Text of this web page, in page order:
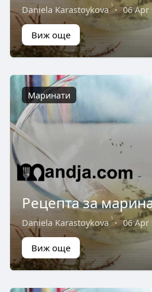
Daniela Karastoykova · 06 Apr
Виж още
Маринати
Рецепта за
Daniela Karastoykova · 06 Apr
Виж още